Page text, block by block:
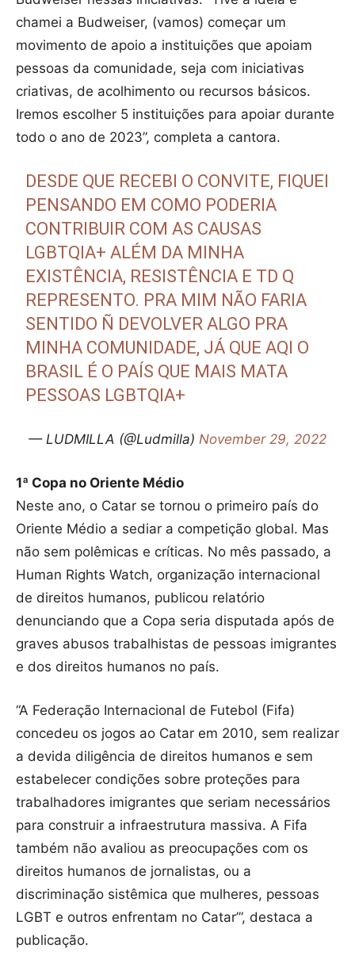
chamei a Budweiser, (vamos) começar um
movimento de apoio a instituições que apoiam
pessoas da comunidade, seja com iniciativas
criativas, de acolhimento ou recursos básicos.
Iremos escolher 5 instituições para apoiar durante
todo o ano de 2023”, completa a cantora.
DESDE QUE RECEBI O CONVITE, FIQUEI
PENSANDO EM COMO PODERIA
CONTRIBUIR COM AS CAUSAS
LGBTQIA+ ALÉM DA MINHA
EXISTÊNCIA, RESISTÊNCIA E TD Q
REPRESENTO. PRA MIM NÃO FARIA
SENTIDO Ñ DEVOLVER ALGO PRA
MINHA COMUNIDADE, JÁ QUE AQI O
BRASIL É O PAÍS QUE MAIS MATA
PESSOAS LGBTQIA+
— LUDMILLA (@Ludmilla) November 29, 2022
1ª Copa no Oriente Médio
Neste ano, o Catar se tornou o primeiro país do
Oriente Médio a sediar a competição global. Mas
não sem polêmicas e críticas. No mês passado, a
Human Rights Watch, organização internacional
de direitos humanos, publicou relatório
denunciando que a Copa seria disputada após de
graves abusos trabalhistas de pessoas imigrantes
e dos direitos humanos no país.
“A Federação Internacional de Futebol (Fifa)
concedeu os jogos ao Catar em 2010, sem realizar
a devida diligência de direitos humanos e sem
estabelecer condições sobre proteções para
trabalhadores imigrantes que seriam necessários
para construir a infraestrutura massiva. A Fifa
também não avaliou as preocupações com os
direitos humanos de jornalistas, ou a
discriminação sistêmica que mulheres, pessoas
LGBT e outros enfrentam no Catar’”, destaca a
publicação.